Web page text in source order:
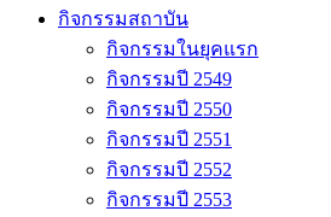
กิจกรรมสถาบัน
กิจกรรมในยุคแรก
กิจกรรมปี 2549
กิจกรรมปี 2550
กิจกรรมปี 2551
กิจกรรมปี 2552
กิจกรรมปี 2553